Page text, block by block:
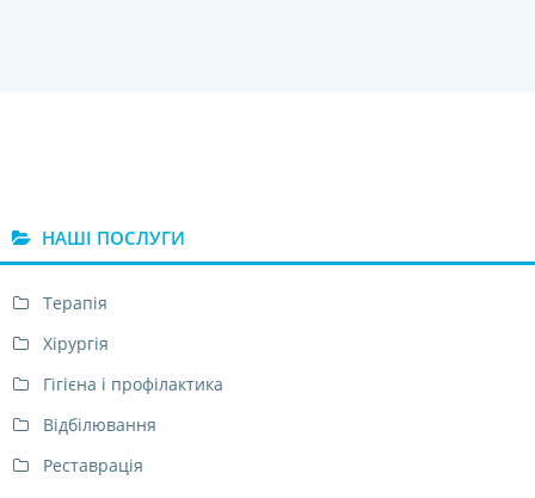
НАШІ ПОСЛУГИ
Терапія
Хірургія
Гігієна і профілактика
Відбілювання
Реставрація